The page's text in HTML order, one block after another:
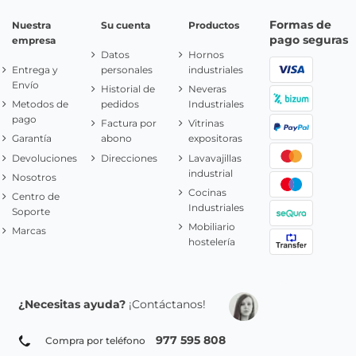
Nuestra
empresa
Entrega y
Envío
Metodos de
pago
Garantía
Devoluciones
Nosotros
Centro de
Soporte
Marcas
Su cuenta
Datos
personales
Historial de
pedidos
Factura por
abono
Direcciones
Productos
Hornos
industriales
Neveras
Industriales
Vitrinas
expositoras
Lavavajillas
industrial
Cocinas
Industriales
Mobiliario
hostelería
Formas de
pago seguras
¿Necesitas ayuda? ¡Contáctanos!
Compra por teléfono 977 595 808